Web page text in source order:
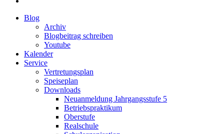
Blog
Archiv
Blogbeitrag schreiben
Youtube
Kalender
Service
Vertretungsplan
Speiseplan
Downloads
Neuanmeldung Jahrgangsstufe 5
Betriebspraktikum
Oberstufe
Realschule